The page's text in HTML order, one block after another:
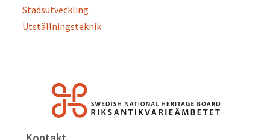
Stadsutveckling
Utställningsteknik